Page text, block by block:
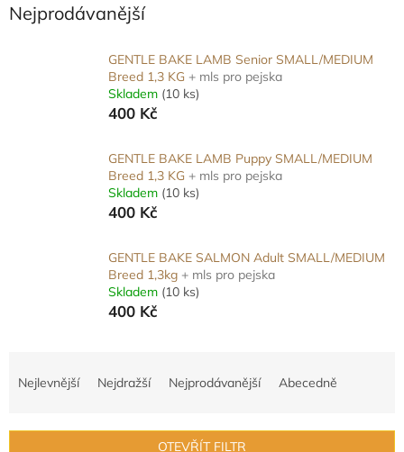
Nejprodávanější
GENTLE BAKE LAMB Senior SMALL/MEDIUM
Breed 1,3 KG + mls pro pejska
Skladem (10 ks)
400 Kč
GENTLE BAKE LAMB Puppy SMALL/MEDIUM
Breed 1,3 KG + mls pro pejska
Skladem (10 ks)
400 Kč
GENTLE BAKE SALMON Adult SMALL/MEDIUM
Breed 1,3kg + mls pro pejska
Skladem (10 ks)
400 Kč
Nejlevnější Nejdražší Nejprodávanější Abecedně
OTEVŘÍT FILTR